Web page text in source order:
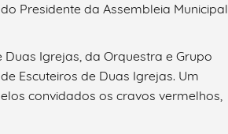
Presidente da Assembleia Municipal
Igrejas, da Orquestra e Grupo
Escuteiros de Duas Igrejas. Um
convidados os cravos vermelhos,